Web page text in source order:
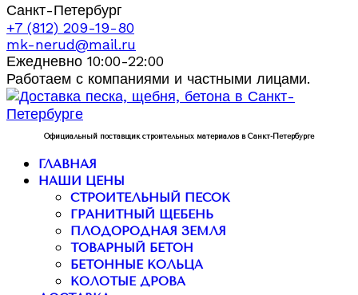
Санкт-Петербург
+7 (812) 209-19-80
mk-nerud@mail.ru
Ежедневно 10:00-22:00
Работаем с компаниями и частными лицами.
Официальный поставщик строительных материалов в Санкт-Петербурге
ГЛАВНАЯ
НАШИ ЦЕНЫ
СТРОИТЕЛЬНЫЙ ПЕСОК
ГРАНИТНЫЙ ЩЕБЕНЬ
ПЛОДОРОДНАЯ ЗЕМЛЯ
ТОВАРНЫЙ БЕТОН
БЕТОННЫЕ КОЛЬЦА
КОЛОТЫЕ ДРОВА